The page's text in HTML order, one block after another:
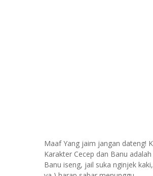
Maaf Yang jaim jangan dateng!
Karakter Cecep dan Banu
Banu iseng, jail suka nginjek